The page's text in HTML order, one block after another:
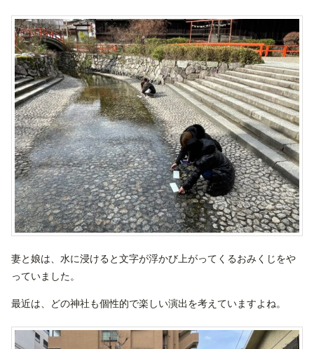
妻と娘は、水に浸けると文字が浮かび上がってくるおみくじをや
っていました。
最近は、どの神社も個性的で楽しい演出を考えていますよね。